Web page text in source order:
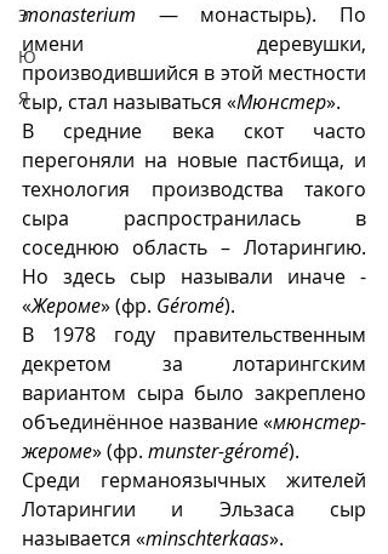
Э
Ю
Я
monasterium — монастырь). По
имени деревушки,
производившийся в этой местности
сыр, стал называться «Мюнстер».
В средние века скот часто
перегоняли на новые пастбища, и
технология производства такого
сыра распространилась в
соседнюю область – Лотарингию.
Но здесь сыр называли иначе -
«Жероме» (фр. Géromé).
В 1978 году правительственным
декретом за лотарингским
вариантом сыра было закреплено
объединённое название «мюнстер-
жероме» (фр. munster-géromé).
Среди германоязычных жителей
Лотарингии и Эльзаса сыр
называется «minschterkaas».